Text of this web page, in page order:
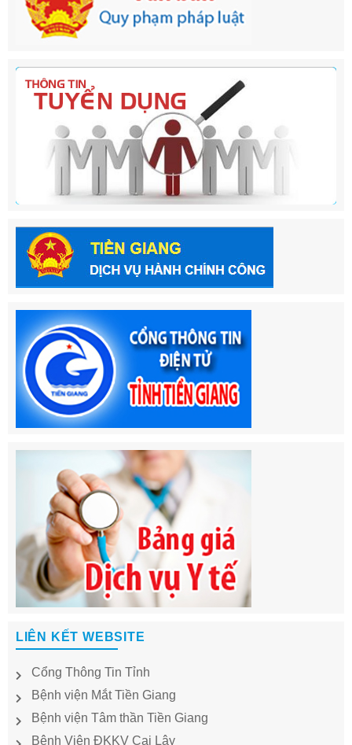
LIÊN KẾT WEBSITE
Cổng Thông Tin Tỉnh
Bệnh viện Mắt Tiền Giang
Bệnh viện Tâm thần Tiền Giang
Bệnh Viện ĐKKV Cai Lậy